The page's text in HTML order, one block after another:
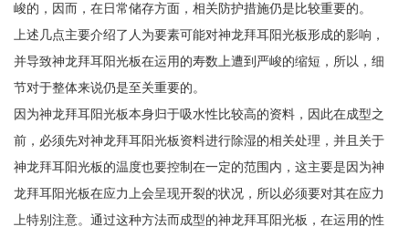
峻的，因而，在日常储存方面，相关防护措施仍是比较重要的。
上述几点主要介绍了人为要素可能对神龙拜耳阳光板形成的影响，
并导致神龙拜耳阳光板在运用的寿数上遭到严峻的缩短，所以，细
节对于整体来说仍是至关重要的。
因为神龙拜耳阳光板本身归于吸水性比较高的资料，因此在成型之
前，必须先对神龙拜耳阳光板资料进行除湿的相关处理，并且关于
神龙拜耳阳光板的温度也要控制在一定的范围内，这主要是因为神
龙拜耳阳光板在应力上会呈现开裂的状况，所以必须要对其在应力
上特别注意。通过这种方法而成型的神龙拜耳阳光板，在运用的性